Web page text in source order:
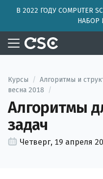
В 2022 ГОДУ COMPUTER
НАБОР
Курсы / Алгоритмы и
весна 2018
/
Алгоритмы
задач
Четверг, 19 апреля